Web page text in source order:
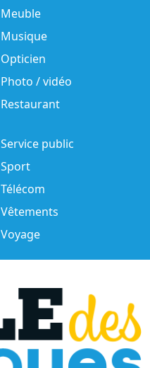
Meuble
Musique
Opticien
Photo / vidéo
Restaurant
Service public
Sport
Télécom
Vêtements
Voyage